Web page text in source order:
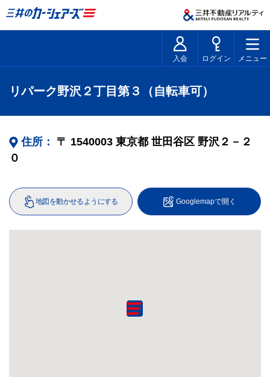
入会 ログイン メニュー
リパーク野沢２丁目第３（自転車可）
住所： 〒 1540003 東京都 世田谷区 野沢２－２
０
地図を動かせるようにする Googlemapで開く